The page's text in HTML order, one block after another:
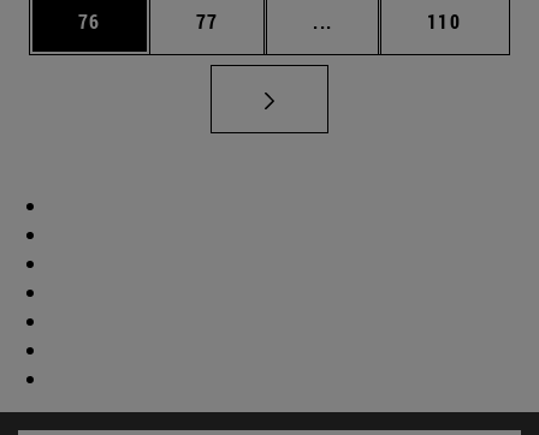
Página
76 Página
77 ... Páginas intermedias
Página
110